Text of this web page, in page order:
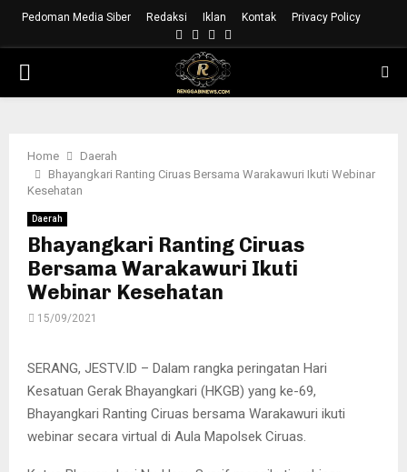
Pedoman Media Siber Redaksi Iklan Kontak Privacy Policy
Facebook
Instagram
Youtube
PRIMARY
Home
Daerah
Bhayangkari Ranting Ciruas Bersama Warakawuri Ikuti Webinar
Kesehatan
Daerah
Bhayangkari Ranting Ciruas
Bersama Warakawuri Ikuti
Webinar Kesehatan
15/09/2021
SERANG, JESTV.ID – Dalam rangka peringatan Hari
Kesatuan Gerak Bhayangkari (HKGB) yang ke-69,
Bhayangkari Ranting Ciruas bersama Warakawuri ikuti
webinar secara virtual di Aula Mapolsek Ciruas.